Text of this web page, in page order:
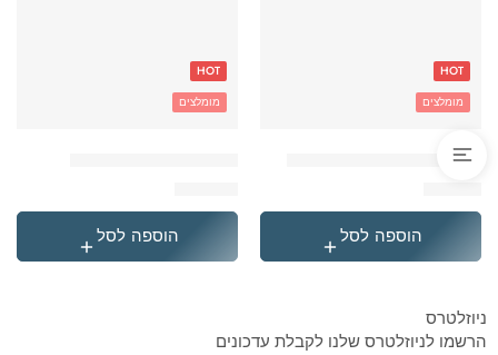
'בקבוק תרמי נירוסטה סטיץ
HOT
מומלצים
הוספה לסל
HOT
מומלצים
הוספה לסל
ניוזלטרס
הרשמו לניוזלטרס שלנו לקבלת עדכונים